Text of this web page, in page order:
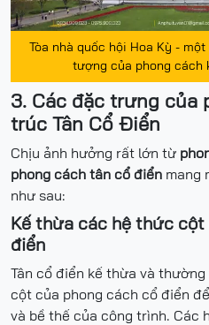
Tòa nhà quốc hội Hoa Kỳ -
tượng của phong cách
3. Các đặc trưng của
trúc Tân Cổ Điển
Chịu ảnh hưởng rất lớn từ
phong cách tân cổ điển mang
như sau:
Kế thừa các hệ thức
điển
Tân cổ điển kế thừa và
cột của phong cách cổ điển
và bề thế của công trình. Các